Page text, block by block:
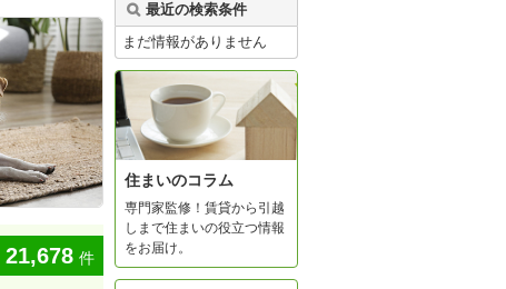
21,678 件
最近の検索条件
まだ情報がありません
住まいのコラム
専門家監修！賃貸から引越
しまで住まいの役立つ情報
をお届け。